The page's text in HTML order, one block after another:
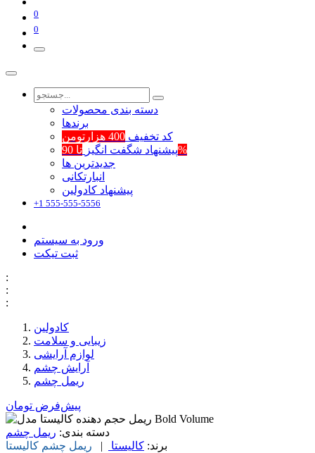
0
0
دسته بندی محصولات
برند‌ها
کد تخفیف 400 هزارتومن
پیشنهاد شگفت انگیزتا 90%
جدیدترین ها
انبارتکانی
پیشنهاد کادولین
+1 555-555-5556
ورود به سیستم
ثبت تیکت
:
:
:
کادولین
زیبایی و سلامت
لوازم آرایشی
آرایش چشم
ریمل چشم
پیش‌فرض تومان
دسته بندی: ریمل چشم
برند: کالیستا | ریمل چشم کالیستا